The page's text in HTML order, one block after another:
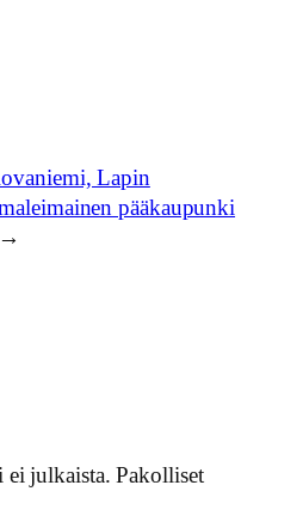
Lapin
pääkaupunki
→
ei julkaista. Pakolliset